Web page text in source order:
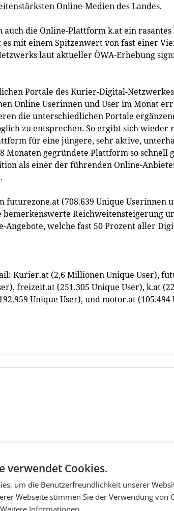
Online-Medien des Landes.
die Online-Plattform k.at ein rasantes
mit einem Spitzenwert von fast einer
laut aktueller ÖWA-Erhebung
Portale des Kurier-Digital-
Online Userinnen und User im Monat
die unterschiedlichen Portale
zu entsprechen. So ergibt sich wieder
für eine jüngere, sehr aktive,
gegründete Plattform so schnell
als einer der führenden Online-
(708.639 Unique Userinnen
bemerkenswerte Reichweitensteigerung
welche fast 50 Prozent aller
Kurier.at (2,6 Millionen Unique User),
freizeit.at (251.305 Unique User), k.at
Unique User), und motor.at (105.494
verwendet Cookies.
um die Benutzerfreundlichkeit unserer
Webseite stimmen Sie der Verwendung von
Weitere Informationen